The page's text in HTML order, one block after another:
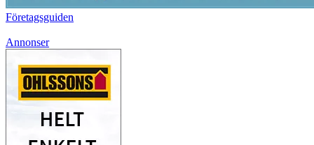
Företagsguiden
Annonser